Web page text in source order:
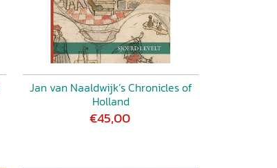
Jan van Naaldwijk’s Chronicles of
Holland
€45,00